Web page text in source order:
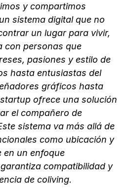
y compartimos
sistema digital que no
un lugar para vivir,
con personas que
pasiones y estilo de
hasta entusiastas del
gráficos hasta
ofrece una solución
el compañero de
sistema va más allá de
como ubicación y
en un enfoque
compatibilidad y
de coliving.